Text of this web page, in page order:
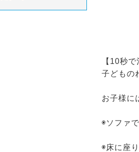
【10秒で
子どもの
お子様に
◉ソファ
◉床に座